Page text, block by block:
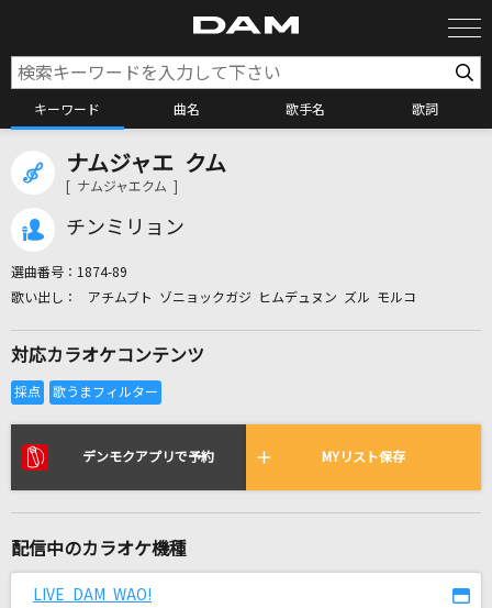
キーワード 曲名 歌手名 歌詞
カラオケ検索
リアルタイムで歌われている曲の一覧
[生音]硝子の少年
ナムジャエ クム
[ ナムジャエクム ]
チンミリョン
選曲番号： 1874-89
アチムブト ゾニョックガジ ヒムデュヌン ズル モルコ
対応カラオケコンテンツ
デンモクアプリで予約 MYリスト保存
配信中のカラオケ機種
LIVE DAM WAO!